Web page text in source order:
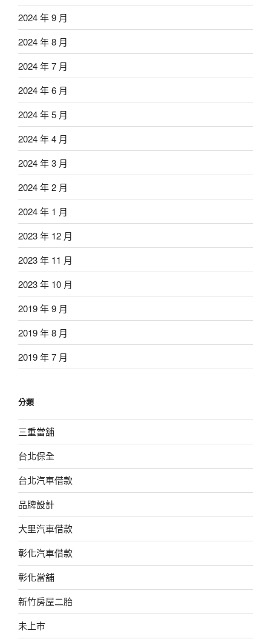
2024 年 9 月
2024 年 8 月
2024 年 7 月
2024 年 6 月
2024 年 5 月
2024 年 4 月
2024 年 3 月
2024 年 2 月
2024 年 1 月
2023 年 12 月
2023 年 11 月
2023 年 10 月
2019 年 9 月
2019 年 8 月
2019 年 7 月
分類
三重當舖
台北保全
台北汽車借款
品牌設計
大里汽車借款
彰化汽車借款
彰化當舖
新竹房屋二胎
未上市